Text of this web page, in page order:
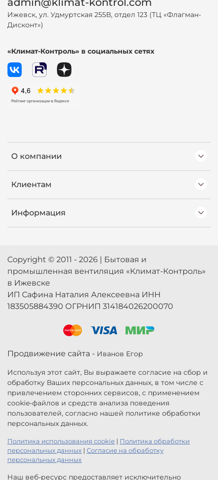
О компании
Клиентам
Информация
Ижевск, ул. Удмуртская 255В, отдел 123 (ТЦ «Флагман-
Дисконт»)
«Климат-Контроль» в социальных сетях
Copyright © 2011 - 2026 | Бытовая и
промышленная вентиляция «Климат-Контроль»
в Ижевске
ИП Сафина Наталия Алексеевна ИНН
183505884390 ОГРНИП 314184026200070
Продвижение сайта - Иванов Егор
Используя этот сайт, Вы выражаете согласие на сбор и
обработку Ваших персональных данных, в том числе с
привлечением сторонних сервисов, с применением
cookie-файлов и средств анализа поведения
пользователей, согласно нашей политике обработки
персональных данных.
Политика использования cookie | Политика обработки
персональных данных | Согласие на обработку
персональных данных
Наш веб-ресурс предоставляет исключительно